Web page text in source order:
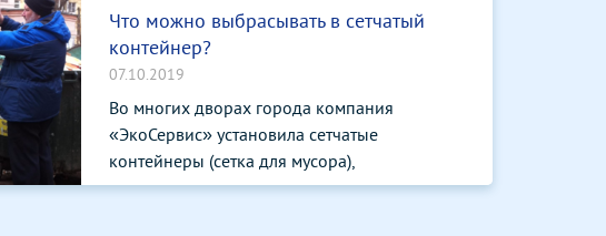
Что можно выбрасывать в сетчатый
контейнер?
07.10.2019
Во многих дворах города компания
«ЭкоСервис» установила сетчатые
контейнеры (сетка для мусора),
предназначенные д...